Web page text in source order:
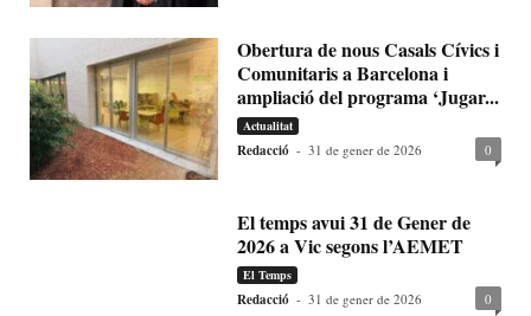
Obertura de nous Casals Cívics i
Comunitaris a Barcelona i
ampliació del programa ‘Jugar...
Actualitat
Redacció - 31 de gener de 2026 0
El temps avui 31 de Gener de
2026 a Vic segons l’AEMET
El Temps
Redacció - 31 de gener de 2026 0